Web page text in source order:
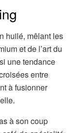
huilé, mêlant les
et de l’art du
une tendance
entre
à fusionner
à son coup